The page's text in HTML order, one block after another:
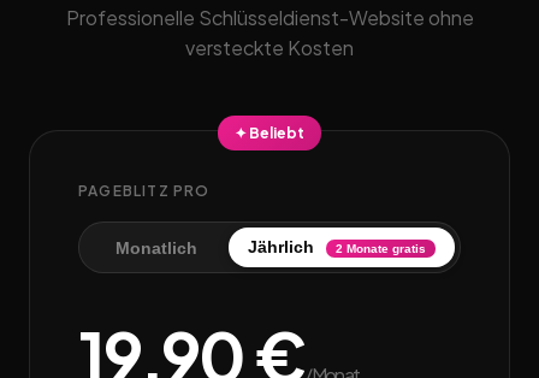
Professionelle Schlüsseldienst-Website ohne
versteckte Kosten
✦ Beliebt
PAGEBLITZ PRO
Monatlich Jährlich 2 Monate gratis
19,90 €